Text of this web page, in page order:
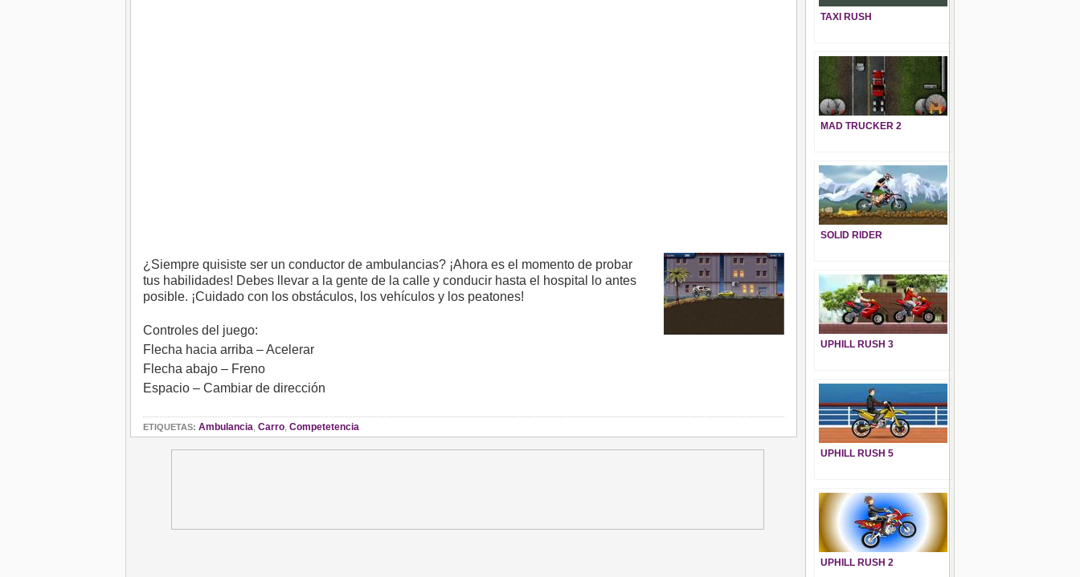
¿Siempre quisiste ser un conductor de ambulancias? ¡Ahora es el momento de probar
tus habilidades! Debes llevar a la gente de la calle y conducir hasta el hospital lo antes
posible. ¡Cuidado con los obstáculos, los vehículos y los peatones!
Controles del juego:
Flecha hacia arriba – Acelerar
Flecha abajo – Freno
Espacio – Cambiar de dirección
ETIQUETAS: Ambulancia, Carro, Competetencia
TAXI RUSH
MAD TRUCKER 2
SOLID RIDER
UPHILL RUSH 3
UPHILL RUSH 5
UPHILL RUSH 2